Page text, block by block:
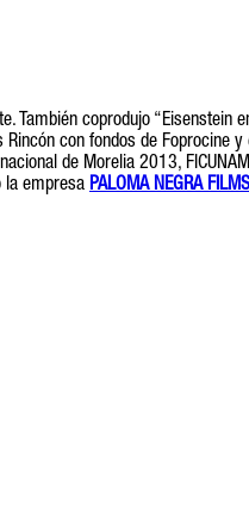
coprodujo “Eisenstein
con fondos de Foprocine
de Morelia 2013,
la empresa PALOMA NEGRA FILMS